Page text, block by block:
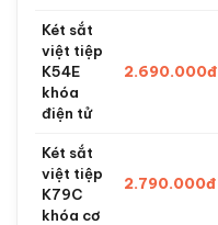
Két sắt
việt tiệp
K54E
khóa
điện tử
2.690.000đ
Két sắt
việt tiệp
K79C
khóa cơ
2.790.000đ